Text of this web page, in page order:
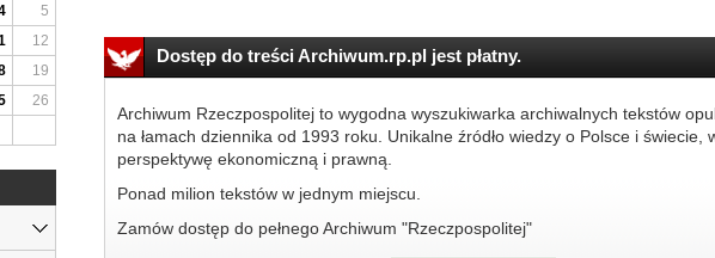
Dostęp do treści Archiwum.rp.pl jest płatny.
Archiwum Rzeczpospolitej to wygodna wyszukiwarka archiwalnych tekstów
na łamach dziennika od 1993 roku. Unikalne źródło wiedzy o Polsce i świecie,
perspektywę ekonomiczną i prawną.
Ponad milion tekstów w jednym miejscu.
Zamów dostęp do pełnego Archiwum "Rzeczpospolitej"
5
12
19
26